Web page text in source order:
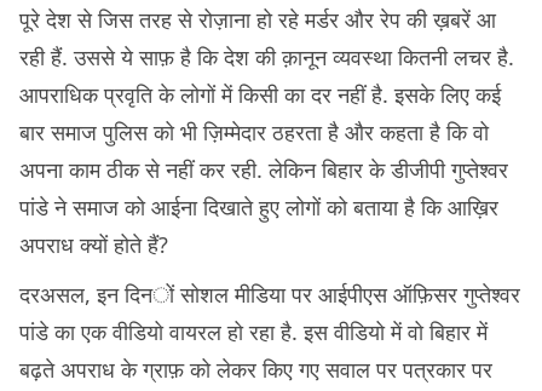
पूरे देश से जिस तरह से रोज़ाना हो रहे मर्डर और रेप की ख़बरें आ
रही हैं. उससे ये साफ़ है कि देश की क़ानून व्यवस्था कितनी लचर है.
आपराधिक प्रवृति के लोगों में किसी का दर नहीं है. इसके लिए कई
बार समाज पुलिस को भी ज़िम्मेदार ठहरता है और कहता है कि वो
अपना काम ठीक से नहीं कर रही. लेकिन बिहार के डीजीपी गुप्तेश्वर
पांडे ने समाज को आईना दिखाते हुए लोगों को बताया है कि आख़िर
अपराध क्यों होते हैं?
दरअसल, इन दिनों सोशल मीडिया पर आईपीएस ऑफ़िसर गुप्तेश्वर
पांडे का एक वीडियो वायरल हो रहा है. इस वीडियो में वो बिहार में
बढ़ते अपराध के ग्राफ़ को लेकर किए गए सवाल पर पत्रकार पर